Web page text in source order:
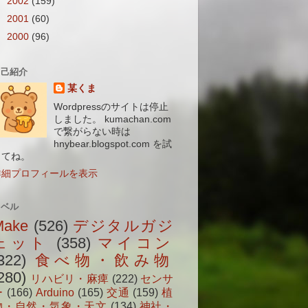
2001 (60)
2000 (96)
紹介
某くま
Wordpressのサイトは停止
しました。 kumachan.com
で繋がらない時は
hnybear.blogspot.com を試
ね。
プロフィールを表示
ル
(526) デジタルガジ
ット
(358) マイコン
食べ物・飲み物
リハビリ・麻痺 (222) センサ
(166) Arduino (165) 交通 (159) 植